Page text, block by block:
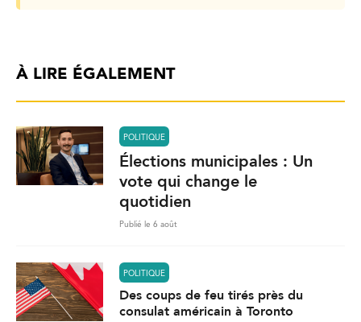
À LIRE ÉGALEMENT
POLITIQUE
Élections municipales : Un
vote qui change le
quotidien
Publié le 6 août
POLITIQUE
Des coups de feu tirés près du
consulat américain à Toronto